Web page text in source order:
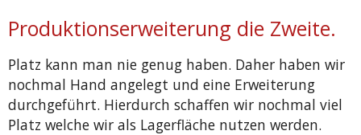
Produktionserweiterung die Zweite.
Platz kann man nie genug haben. Daher haben wir
nochmal Hand angelegt und eine Erweiterung
durchgeführt. Hierdurch schaffen wir nochmal viel
Platz welche wir als Lagerfläche nutzen werden.